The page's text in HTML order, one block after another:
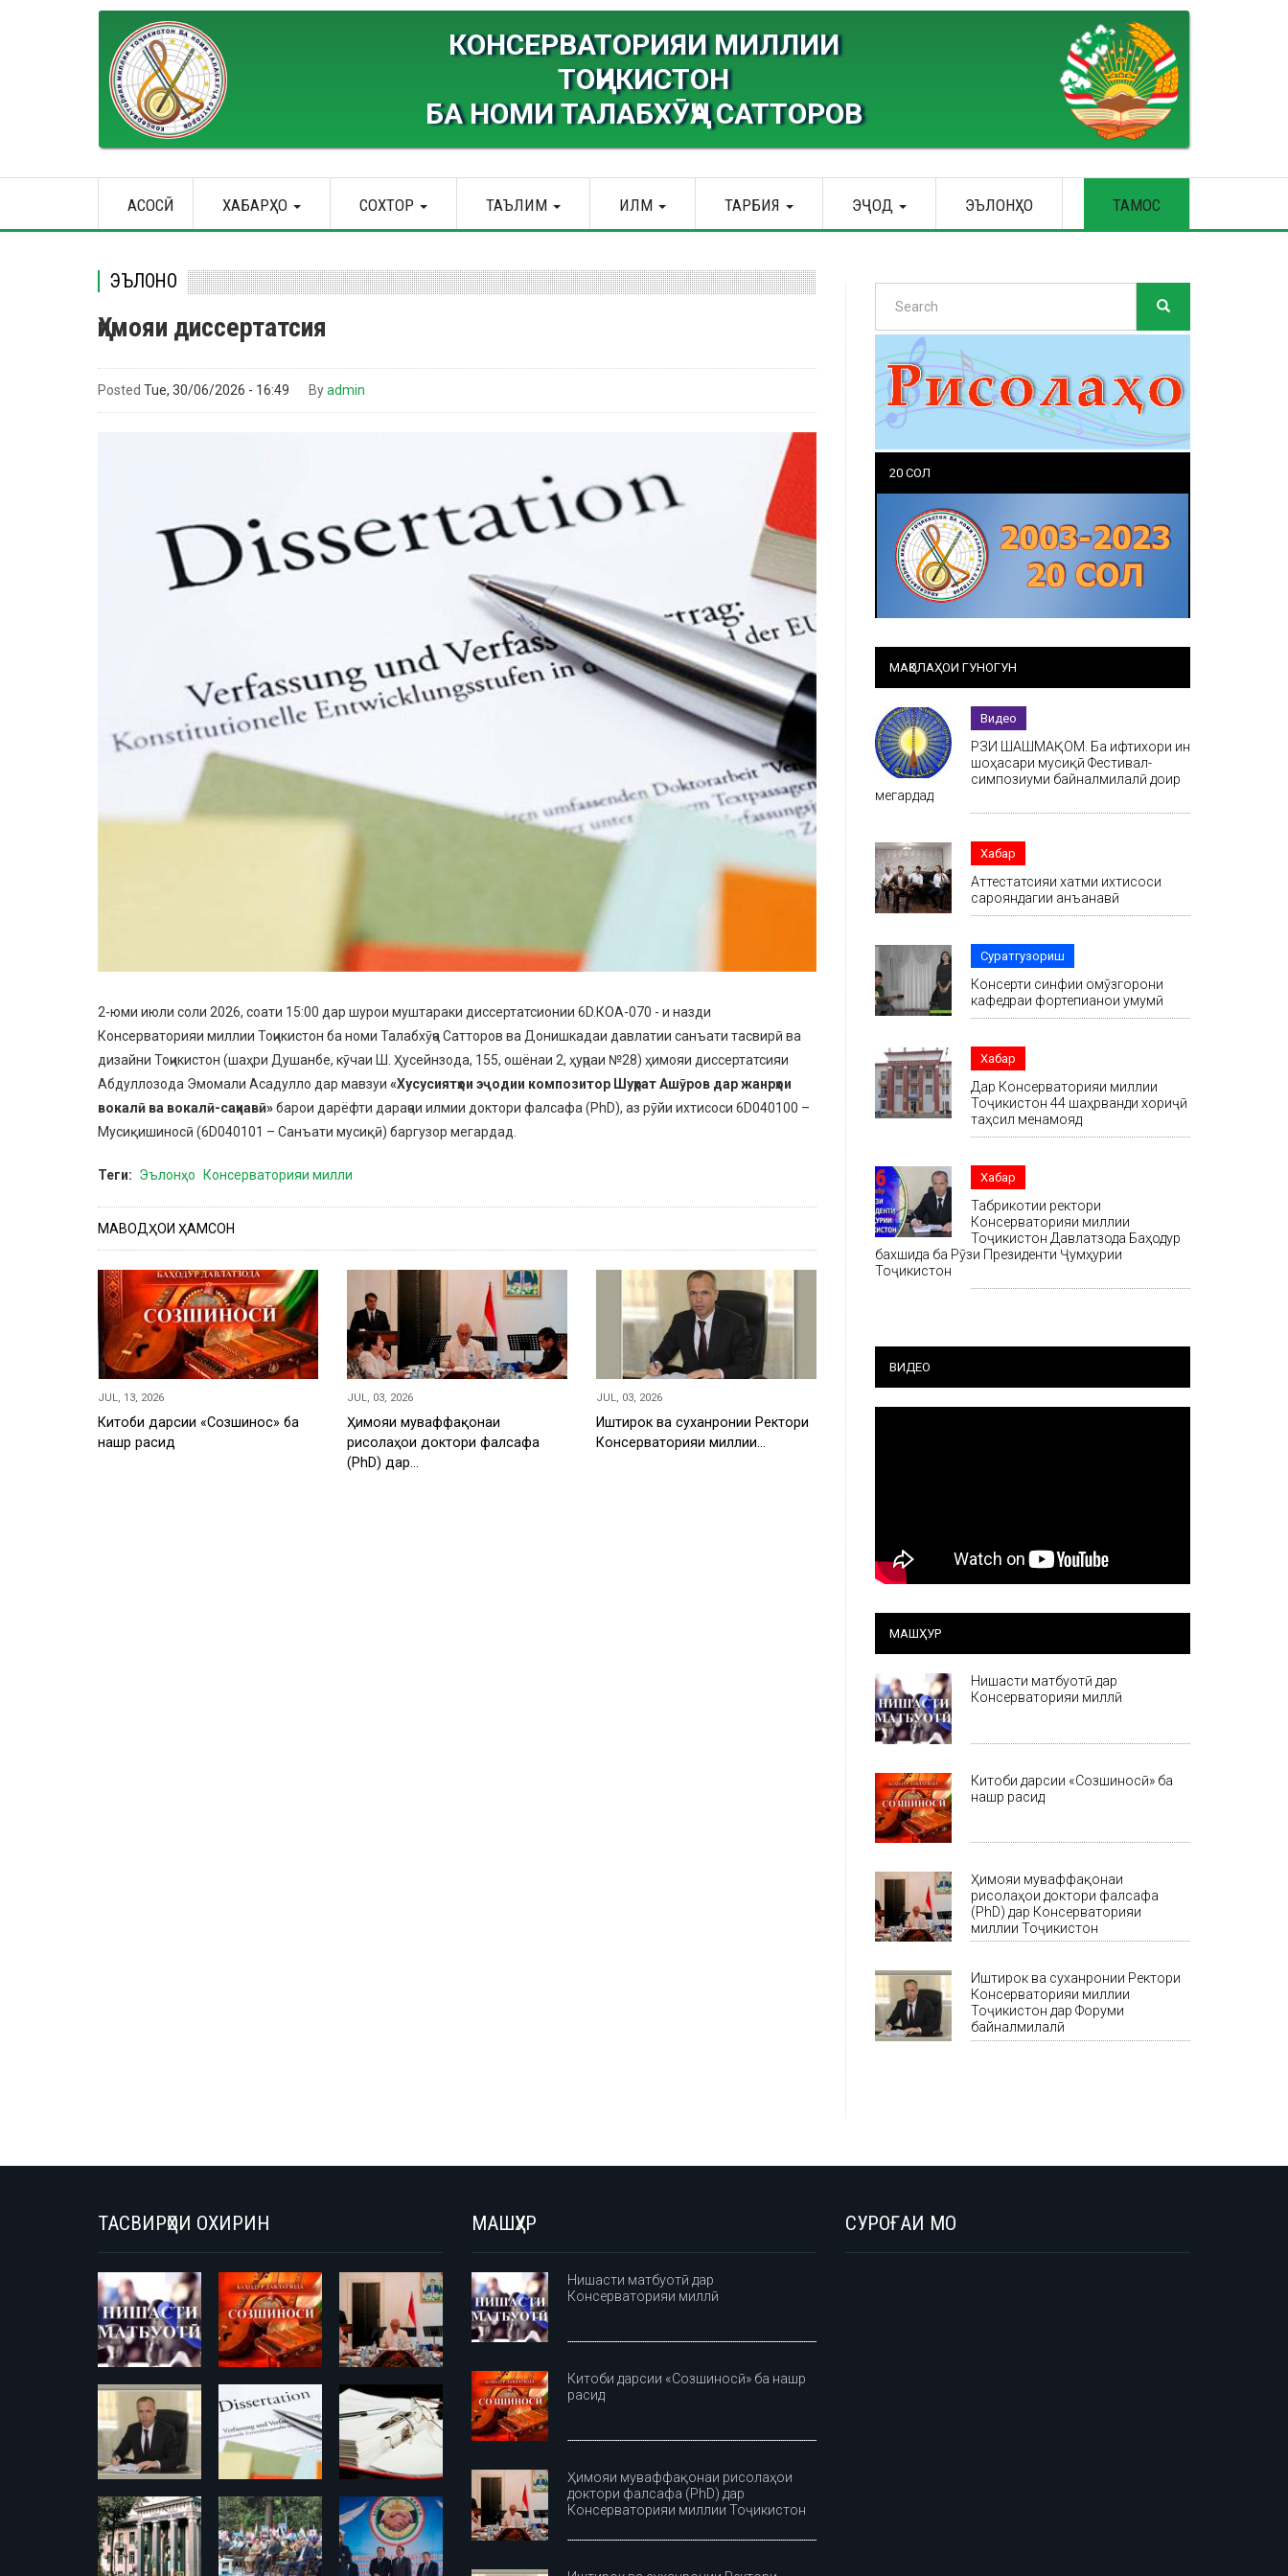
КОНСЕРВАТОРИЯИ МИЛЛИИ
ТОҶИКИСТОН
БА НОМИ ТАЛАБХӮҶА САТТОРОВ
navigation
АСОСӢ ХАБАРҲО СОХТОР ТАЪЛИМ ИЛМ ТАРБИЯ ЭҶОД ЭЪЛОНҲО ТАМОС
ЭЪЛОНҲО
Ҳимояи диссертатсия
Posted Tue, 30/06/2026 - 16:49 Byadmin
2-юми июли соли 2026, соати 15:00 дар шурои муштараки диссертатсионии 6D.КОА-070 - и назди
Консерваторияи миллии Тоҷикистон ба номи Талабхӯҷа Сатторов ва Донишкадаи давлатии санъати тасвирӣ ва
дизайни Тоҷикистон (шаҳри Душанбе, кӯчаи Ш. Ҳусейнзода, 155, ошёнаи 2, ҳуҷраи №28) ҳимояи диссертатсияи
Абдуллозода Эмомали Асадулло дар мавзуи «Хусусиятҳои эҷодии композитор Шуҳрат Ашӯров дар жанрҳои
вокалӣ ва вокалӣ-саҳнавӣ»барои дарёфти дараҷаи илмии доктори фалсафа (PhD), аз рӯйи ихтисоси 6D040100 –
Мусиқишиносӣ (6D040101 – Санъати мусиқӣ) баргузор мегардад.
Теги Эълонҳо Консерваторияи милли
МАВОДҲОИ ҲАМСОН
JUL, 13, 2026
Китоби дарсии «Созшиносӣ» ба
нашр расид
JUL, 03, 2026
Ҳимояи муваффақонаи
рисолаҳои доктори фалсафа
(PhD) дар…
JUL, 03, 2026
Иштирок ва суханронии Ректори
Консерваторияи миллии…
Search SEARCH
20 СОЛ
МАҚОЛАҲОИ ГУНОГУН
Видео
РӮЗИ ШАШМАҚОМ. Ба ифтихори ин
шоҳасари мусиқӣ Фестивал-
симпозиуми байналмилалӣ доир
мегардад
Хабар
Аттестатсияи хатми ихтисоси
сарояндагии анъанавӣ
Суратгузориш
Консерти синфии омӯзгорони
кафедраи фортепианои умумӣ
Хабар
Дар Консерваторияи миллии
Тоҷикистон 44 шаҳрванди хориҷӣ
таҳсил менамояд
Хабар
Табрикотии ректори
Консерваторияи миллии
Тоҷикистон Давлатзода Баҳодур
бахшида ба Рӯзи Президенти Ҷумҳурии
Тоҷикистон
ВИДЕО
МАШҲУР
Нишасти матбуотӣ дар
Консерваторияи миллӣ
Китоби дарсии «Созшиносӣ» ба
нашр расид
Ҳимояи муваффақонаи
рисолаҳои доктори фалсафа
(PhD) дар Консерваторияи
миллии Тоҷикистон
Иштирок ва суханронии Ректори
Консерваторияи миллии
Тоҷикистон дар Форуми
байналмилалӣ
ТАСВИРҲОИ ОХИРИН МАШҲУР
Нишасти матбуотӣ дар
Консерваторияи миллӣ
Китоби дарсии «Созшиносӣ» ба нашр
расид
Ҳимояи муваффақонаи рисолаҳои
доктори фалсафа (PhD) дар
Консерваторияи миллии Тоҷикистон
СУРОҒАИ МО